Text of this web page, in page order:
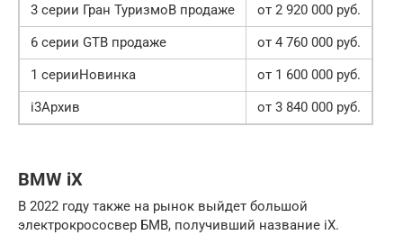
3 серии Гран ТуризмоВ продаже
от 2 920 000 руб.
6 серии GTВ продаже
от 4 760 000 руб.
1 серииНовинка
от 1 600 000 руб.
i3Архив
от 3 840 000 руб.
BMW iX
В 2022 году также на рынок выйдет большой
электрокрососвер БМВ, получивший название iX.